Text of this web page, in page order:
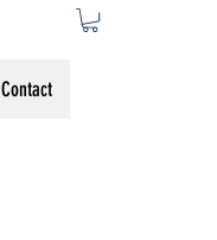
Contact